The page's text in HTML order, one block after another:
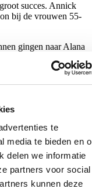
te
media te bieden en
delen we informatie
partners voor social
kunnen deze
succes. Annick
bij de vrouwen 55-
gingen naar Alana
te ontvangen op